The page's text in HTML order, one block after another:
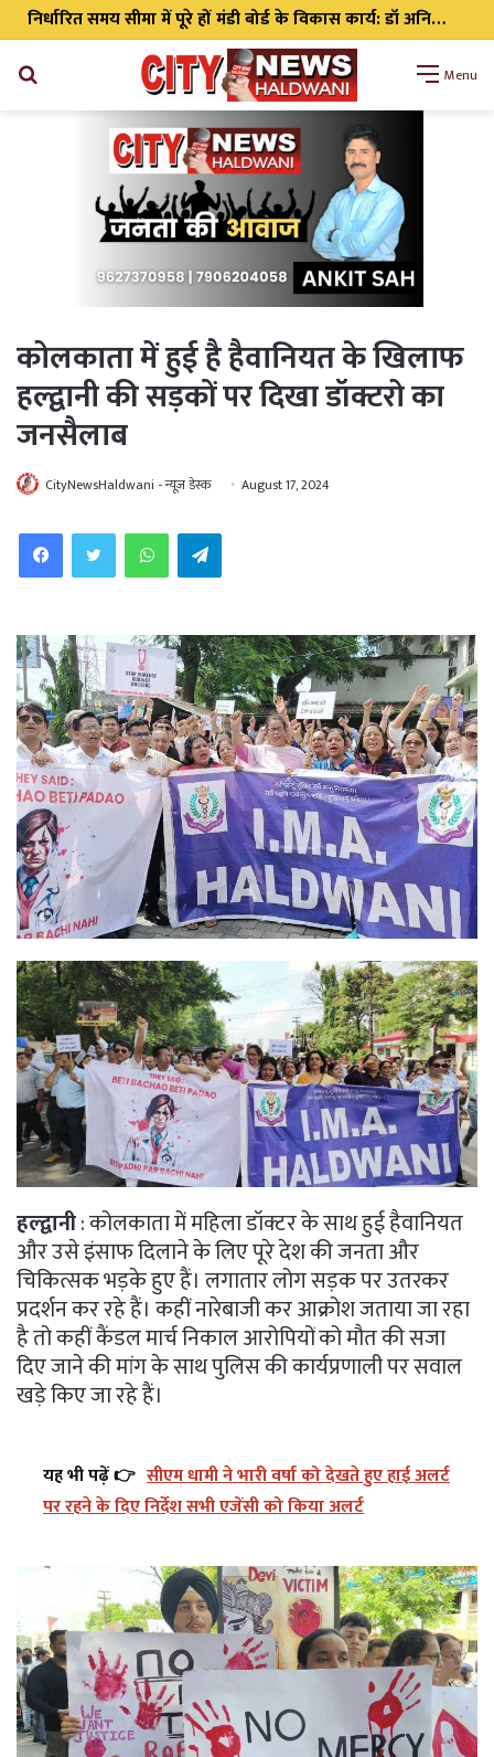
निर्धारित समय सीमा में पूरे हों मंडी बोर्ड के विकास कार्य: डॉ अनिल डब्बू
Menu
कोलकाता में हुई है हैवानियत के खिलाफ
हल्द्वानी की सड़कों पर दिखा डॉक्टरो का
जनसैलाब
CityNewsHaldwani - न्यूज़ डेस्क August 17, 2024
WhatsAppTelegram
हल्द्वानी: कोलकाता में महिला डॉक्टर के साथ हुई हैवानियत
और उसे इंसाफ दिलाने के लिए पूरे देश की जनता और
चिकित्सक भड़के हुए हैं। लगातार लोग सड़क पर उतरकर
प्रदर्शन कर रहे हैं। कहीं नारेबाजी कर आक्रोश जताया जा रहा
है तो कहीं कैंडल मार्च निकाल आरोपियों को मौत की सजा
दिए जाने की मांग के साथ पुलिस की कार्यप्रणाली पर सवाल
खड़े किए जा रहे हैं।
यह भी पढ़ें 👉 सीएम धामी ने भारी वर्षा को देखते हुए हाई अलर्ट
पर रहने के दिए निर्देश सभी एजेंसी को किया अलर्ट